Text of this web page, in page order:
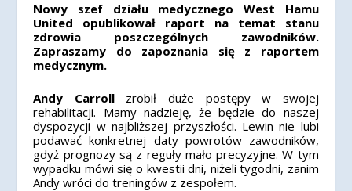
Nowy szef działu medycznego West Hamu
United opublikował raport na temat stanu
zdrowia poszczególnych zawodników.
Zapraszamy do zapoznania się z raportem
medycznym.
Andy Carroll zrobił duże postępy w swojej
rehabilitacji. Mamy nadzieję, że będzie do naszej
dyspozycji w najbliższej przyszłości. Lewin nie lubi
podawać konkretnej daty powrotów zawodników,
gdyż prognozy są z reguły mało precyzyjne. W tym
wypadku mówi się o kwestii dni, niżeli tygodni, zanim
Andy wróci do treningów z zespołem.